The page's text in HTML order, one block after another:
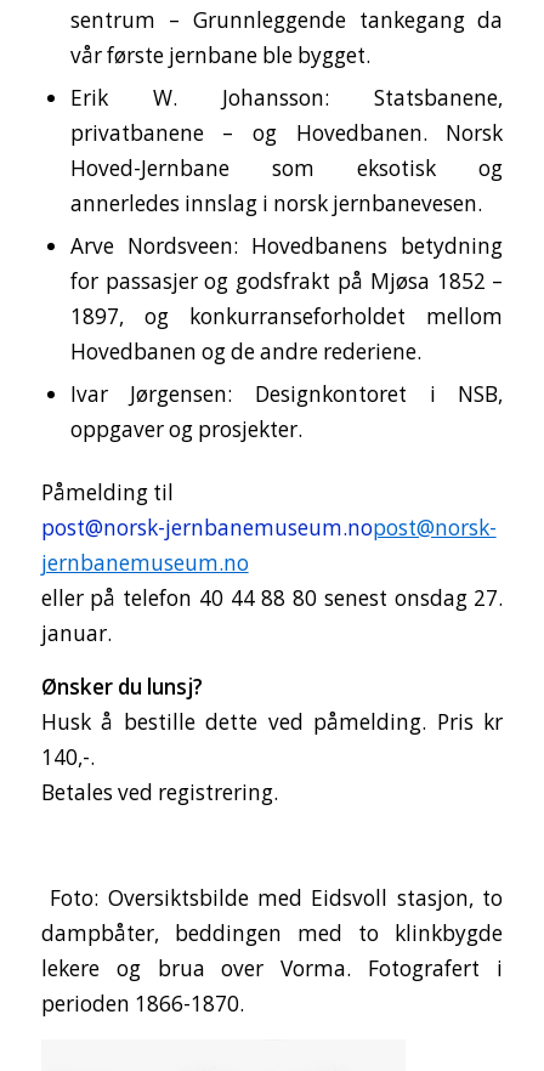
sentrum – Grunnleggende tankegang da
vår første jernbane ble bygget.
Erik W. Johansson: Statsbanene,
privatbanene – og Hovedbanen. Norsk
Hoved-Jernbane som eksotisk og
annerledes innslag i norsk jernbanevesen.
Arve Nordsveen: Hovedbanens betydning
for passasjer og godsfrakt på Mjøsa 1852 –
1897, og konkurranseforholdet mellom
Hovedbanen og de andre rederiene.
Ivar Jørgensen: Designkontoret i NSB,
oppgaver og prosjekter.
Påmelding til
post@norsk-jernbanemuseum.nopost@norsk-
jernbanemuseum.no
eller på telefon 40 44 88 80 senest onsdag 27.
januar.
Ønsker du lunsj?
Husk å bestille dette ved påmelding. Pris kr
140,-.
Betales ved registrering.
Foto: Oversiktsbilde med Eidsvoll stasjon, to
dampbåter, beddingen med to klinkbygde
lekere og brua over Vorma. Fotografert i
perioden 1866-1870.